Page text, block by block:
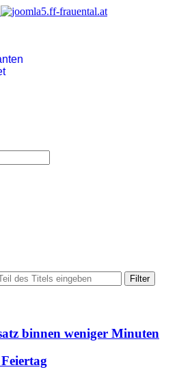
Filter
binnen weniger Minuten